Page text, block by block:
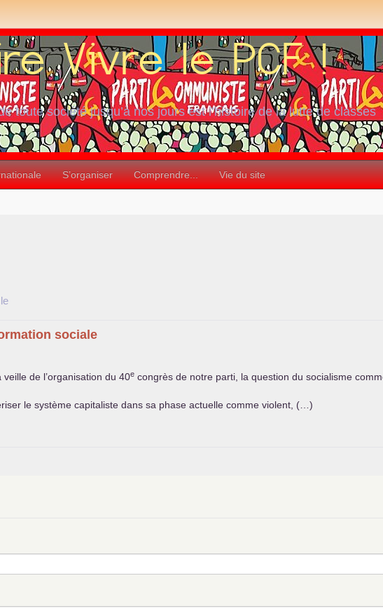
toute société jusqu’à nos jours est l’histoire de la lutte de classes
S’organiser Comprendre... Vie du site
sociale
veille de l’organisation du 40e congrès de notre parti, la question du socialisme
le système capitaliste dans sa phase actuelle comme violent, (…)